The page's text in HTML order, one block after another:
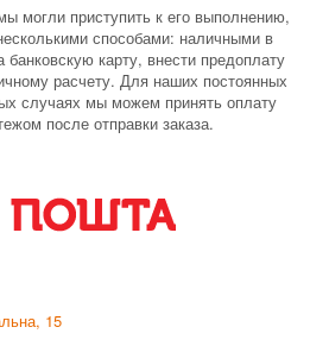
могли приступить к его выполнению,
способами: наличными в
карту, внести предоплату
расчету. Для наших постоянных
случаях мы можем принять оплату
после отправки заказа.
15